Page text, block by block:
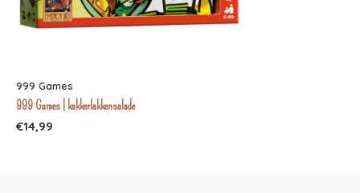
999 Games
999 Games | kakkerlakkensalade
€14,99